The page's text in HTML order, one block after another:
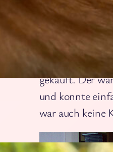
wir zu Hause bleiben
[toc]
Schon 2006
gekauft. Der
und konnte
war auch keine